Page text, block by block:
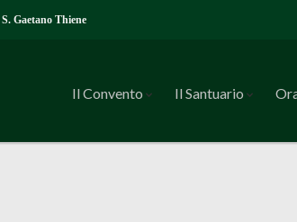
S. Gaetano Thiene
Il Convento Il Santuario